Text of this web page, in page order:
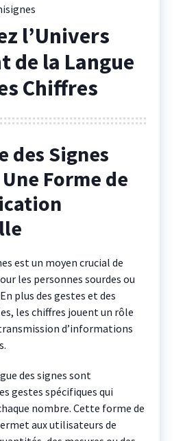
l’Univers
de la Langue
Chiffres
des Signes
Forme de
est un moyen crucial de
les personnes sourdes ou
plus des gestes et des
les chiffres jouent un rôle
d’informations
des signes sont
gestes spécifiques qui
nombre. Cette forme de
aux utilisateurs de